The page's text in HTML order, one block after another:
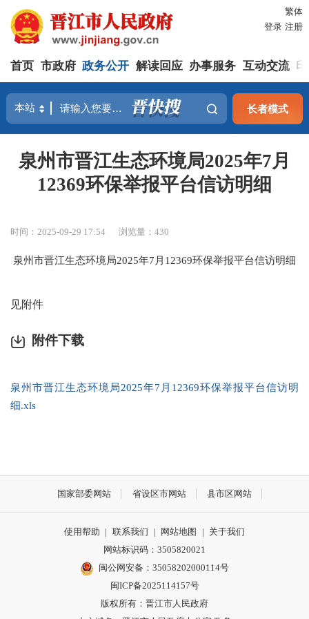
繁体
登录 注册
首页 市政府 政务公开 解读回应 办事服务 互动交流
长者模式
泉州市晋江生态环境局2025年7月
12369环保举报平台信访明细
时间：2025-09-29 17:54 浏览量：430
泉州市晋江生态环境局2025年7月12369环保举报平台信访明细
见附件
附件下载
泉州市晋江生态环境局2025年7月12369环保举报平台信访明
细.xls
国家部委网站 省设区市网站 县市区网站
使用帮助 | 联系我们 | 网站地图 | 关于我们
网站标识码：3505820021
闽公网安备：35058202000114号
闽ICP备2025114157号
版权所有：晋江市人民政府